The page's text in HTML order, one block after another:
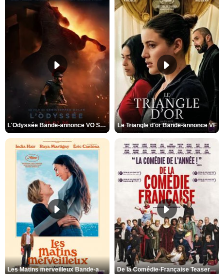
L'Odyssée Bande-annonce VO STFR Le Triangle d'or Bande-annonce VF
Les Matins merveilleux Bande-annonce VF De la Comédie-Française Teaser VF